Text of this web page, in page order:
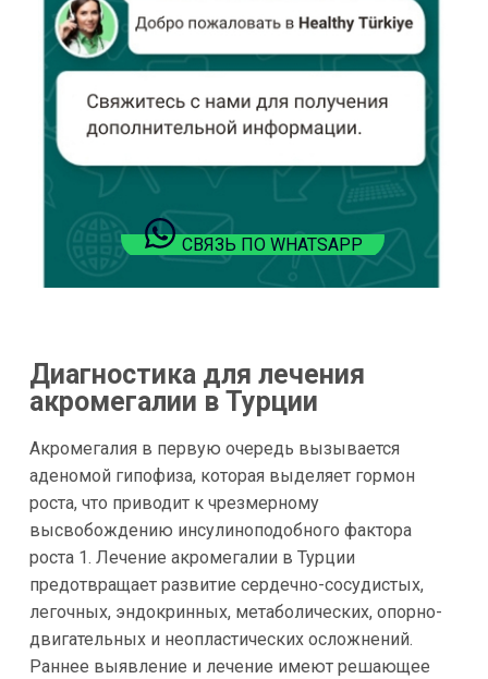
СВЯЗЬ ПО WHATSAPP
Диагностика для лечения
акромегалии в Турции
Акромегалия в первую очередь вызывается
аденомой гипофиза, которая выделяет гормон
роста, что приводит к чрезмерному
высвобождению инсулиноподобного фактора
роста 1. Лечение акромегалии в Турции
предотвращает развитие сердечно-сосудистых,
легочных, эндокринных, метаболических, опорно-
двигательных и неопластических осложнений.
Раннее выявление и лечение имеют решающее